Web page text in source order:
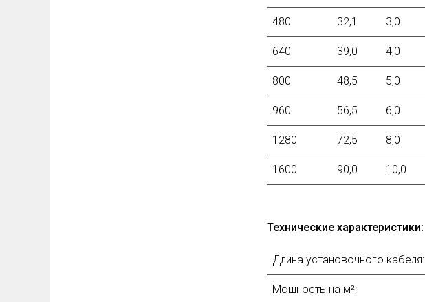
480 32,1 3,0
640 39,0 4,0
800 48,5 5,0
960 56,5 6,0
1280 72,5 8,0
1600 90,0 10,0
2400 136,0 15,0
Технические характеристики:
Длина установочного кабеля:
Мощность на м²: